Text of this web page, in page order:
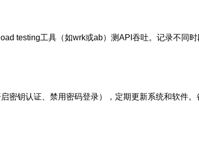
testing工具（如wrk或ab）测API吞吐。记录不同
钥认证、禁用密码登录），定期更新系统和软件